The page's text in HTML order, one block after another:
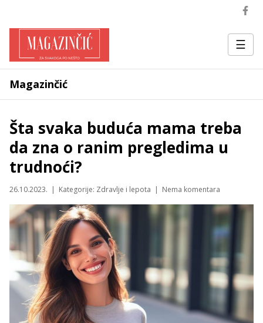
☰
Magazinčić
Šta svaka buduća mama treba
da zna o ranim pregledima u
trudnoći?
26.10.2023. | Kategorije: Zdravlje i lepota | Nema komentara